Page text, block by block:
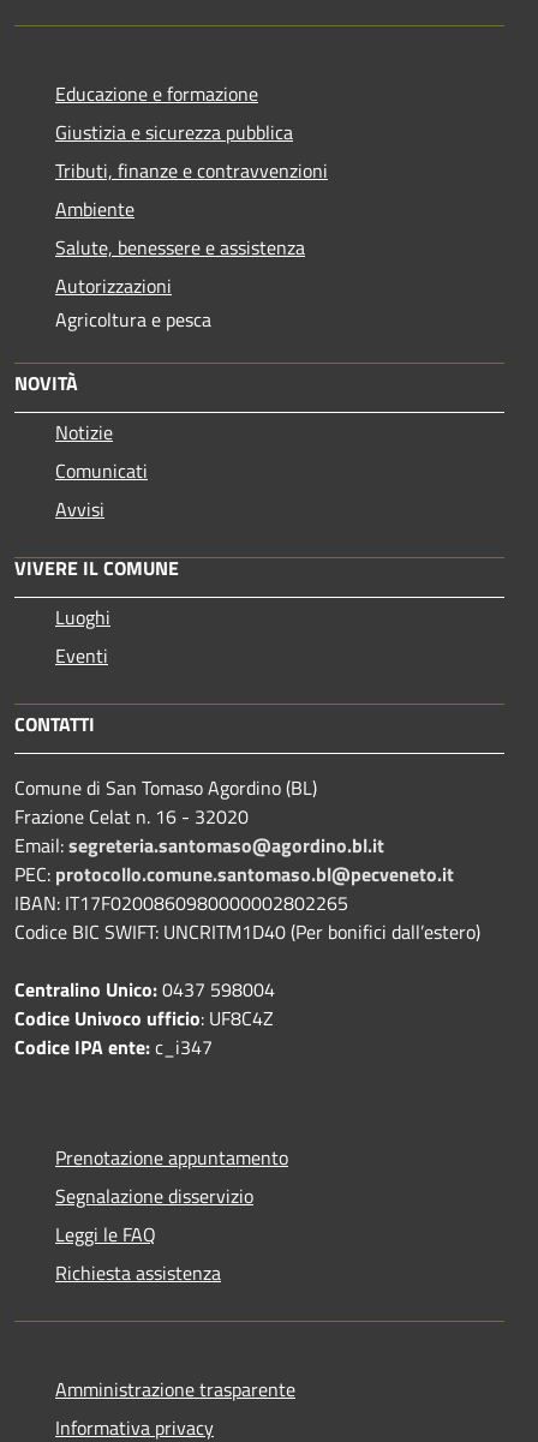
Educazione e formazione
Giustizia e sicurezza pubblica
Tributi, finanze e contravvenzioni
Ambiente
Salute, benessere e assistenza
Autorizzazioni
Agricoltura e pesca
NOVITÀ
Notizie
Comunicati
Avvisi
VIVERE IL COMUNE
Luoghi
Eventi
CONTATTI
Comune di San Tomaso Agordino (BL)
Frazione Celat n. 16 - 32020
Email:segreteria.santomaso@agordino.bl.it
PEC: protocollo.comune.santomaso.bl@pecveneto.it
IBAN: IT17F0200860980000002802265
Codice BIC SWIFT: UNCRITM1D40 (Per bonifici dall’estero)
Centralino Unico:0437 598004
Codice Univoco ufficio: UF8C4Z
Codice IPA ente:c_i347
Prenotazione appuntamento
Segnalazione disservizio
Leggi le FAQ
Richiesta assistenza
Amministrazione trasparente
Informativa privacy